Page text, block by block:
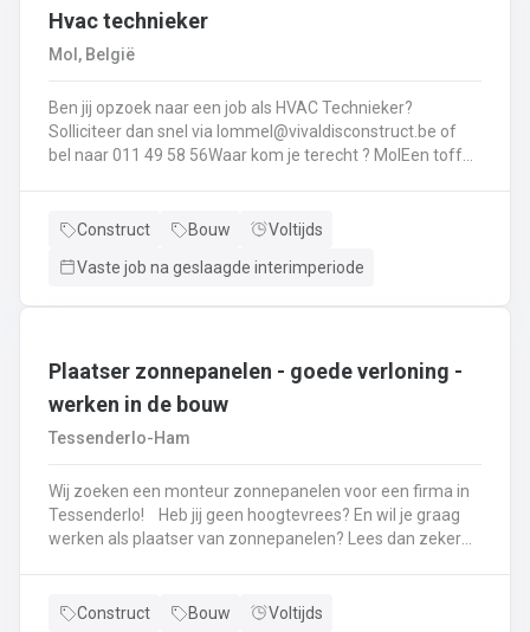
Hvac technieker
Mol, België
Ben jij opzoek naar een job als HVAC Technieker?
Solliciteer dan snel via lommel@vivaldisconstruct.be of
bel naar 011 49 58 56Waar kom je terecht ? MolEen toffe
verwarmingsketel (gas en mazout + onderhoud
sanitaire toestellenventilatiebadkamers plaatsen
Construct Bouw
Voltijds
Vaste job na geslaagde interimperiode
Plaatser zonnepanelen - goede verloning -
werken in de bouw
Tessenderlo-Ham
Wij zoeken een monteur zonnepanelen voor een firma in
Tessenderlo! Heb jij geen hoogtevrees? En wil je graag
werken als plaatser van zonnepanelen? Lees dan zeker
dan 10 jaar ervaring. Als je nog geen ervaring hebt met
Construct Bouw
Voltijds